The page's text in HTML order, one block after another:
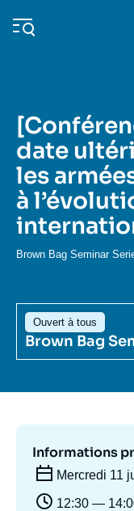
au
contenu
Navigation
principale
L'Ifri
Analyses
À propos de l'Ifri
date
les
à
Brown Bag Seminar
Ouvert à tous
Brown Bag
Informations
Mercredi 11
12:30 —